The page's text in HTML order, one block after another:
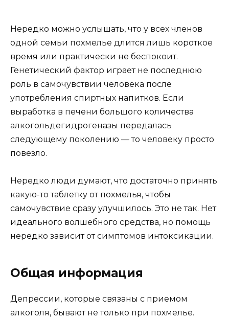
Нередко можно услышать, что у всех членов
одной семьи похмелье длится лишь короткое
время или практически не беспокоит.
Генетический фактор играет не последнюю
роль в самочувствии человека после
употребления спиртных напитков. Если
выработка в печени большого количества
алкогольдегидрогеназы передалась
следующему поколению — то человеку просто
повезло.
Нередко люди думают, что достаточно принять
какую-то таблетку от похмелья, чтобы
самочувствие сразу улучшилось. Это не так. Нет
идеального волшебного средства, но помощь
нередко зависит от симптомов интоксикации.
Общая информация
Депрессии, которые связаны с приемом
алкоголя, бывают не только при похмелье.